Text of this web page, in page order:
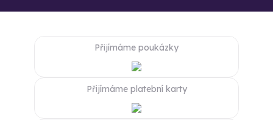
Přijímáme poukázky
Přijímáme platební karty